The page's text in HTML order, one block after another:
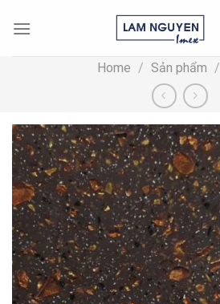
Home / Sản phẩm /